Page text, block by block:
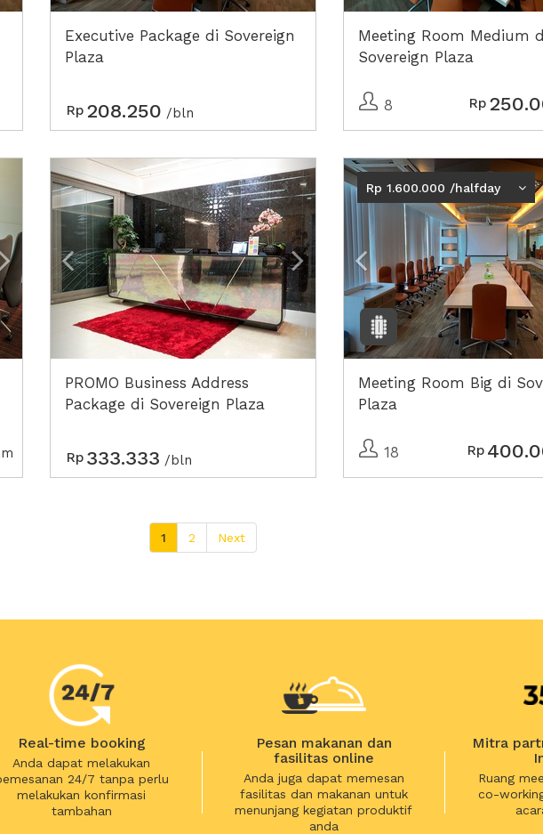
Executive Package di Sovereign
Plaza
Rp 208.250 /bln
Meeting Room Medium
Sovereign Plaza
8 Rp
Next2 Previous Next2
PROMO Business Address
Package di Sovereign Plaza
Rp 333.333 /bln
Previous
Rp 1.600.000 /halfday
Meeting Room Big di
Plaza
18 Rp
1 2 Next
Real-time booking
Anda dapat melakukan
24/7 tanpa perlu
melakukan konfirmasi
tambahan
Pesan makanan dan
fasilitas online
Anda juga dapat memesan
fasilitas dan makanan untuk
menunjang kegiatan produktif
anda
Mitra
Ruang
co-